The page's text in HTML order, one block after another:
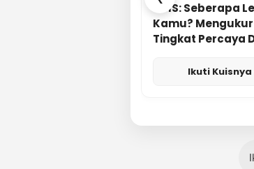
KUIS: Seberapa
Kamu? Mengukur
Tingkat Percaya
Ikuti